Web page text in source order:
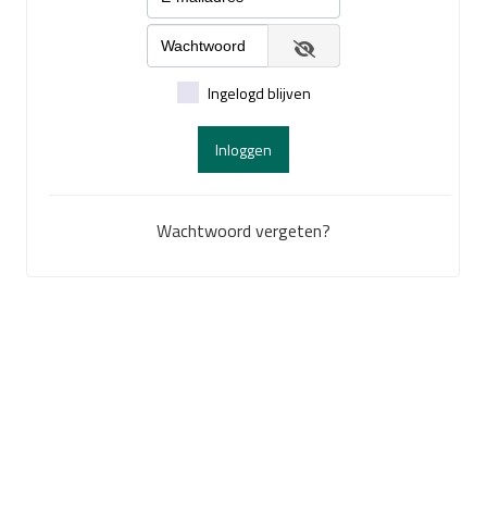
Ingelogd blijven
Inloggen
Wachtwoord vergeten?